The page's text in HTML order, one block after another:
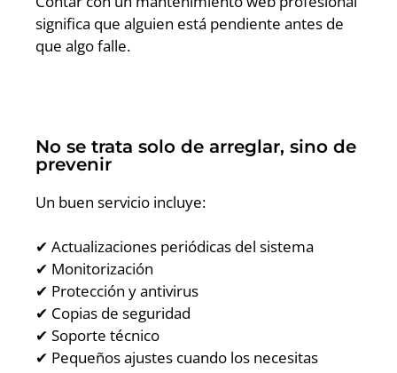
significa que alguien está pendiente antes de
que algo falle.
No se trata solo de arreglar, sino de
prevenir
Un buen servicio incluye:
✔ Actualizaciones periódicas del sistema
✔ Monitorización
✔ Protección y antivirus
✔ Copias de seguridad
✔ Soporte técnico
✔ Pequeños ajustes cuando los necesitas